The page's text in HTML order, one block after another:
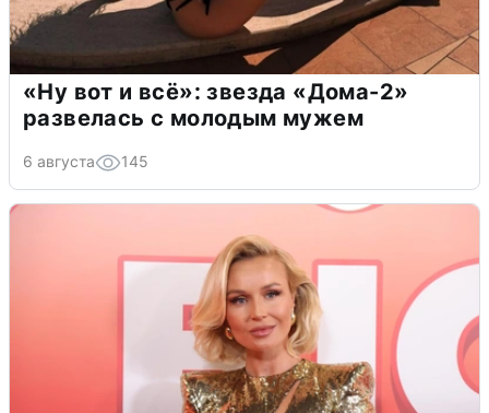
«Ну вот и всё»: звезда «Дома-2»
развелась с молодым мужем
6 августа 145